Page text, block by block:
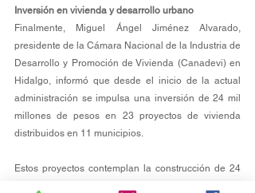
Inversión en vivienda y desarrollo urbano
Finalmente, Miguel Ángel Jiménez Alvarado,
presidente de la Cámara Nacional de la Industria de
Desarrollo y Promoción de Vivienda (Canadevi) en
Hidalgo, informó que desde el inicio de la actual
administración se impulsa una inversión de 24 mil
millones de pesos en 23 proyectos de vivienda
distribuidos en 11 municipios.
Estos proyectos contemplan la construcción de 24